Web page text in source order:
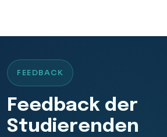
FEEDBACK
Feedback der
Studierenden